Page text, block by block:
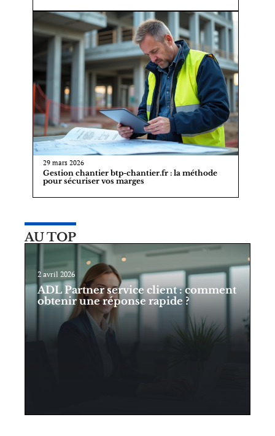
29 mars 2026
Gestion chantier btp-chantier.fr : la méthode
pour sécuriser vos marges
AU TOP
2 avril 2026
ADL Partner service client : comment
obtenir une réponse rapide ?